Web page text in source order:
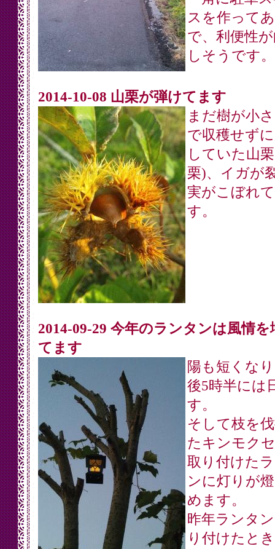
スを作って
で、利便性
しそうです。
2014-10-08 山栗が弾けてます
まだ樹が小
で収穫せず
していた山
栗)、イガが
実がこぼれ
す。
2014-09-29 今年のランタンは風情を
てます
陽も短くな
後5時半には
す。
そして枝を
たキンモク
取り付けた
ンに灯りが
めます。
昨年ランタ
り付けたと